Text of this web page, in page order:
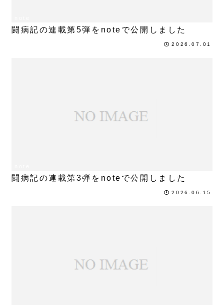
闘病記の連載第5弾をnoteで公開しました
2026.07.01
闘病記の連載第3弾をnoteで公開しました
2026.06.15